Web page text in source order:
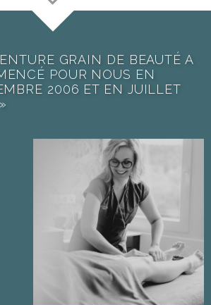
GRAIN DE BEAUTÉ A
POUR NOUS EN
2006 ET EN JUILLET